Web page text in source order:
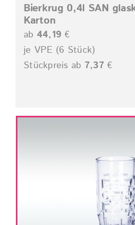
Bierkrug 0,4l SAN
Karton
ab 44,19 €
je VPE (6 Stück)
Stückpreis ab 7,37 €